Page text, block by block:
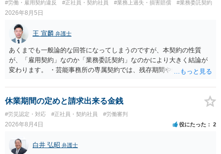
また、育児休業法関係の問題もあるかもしれません。 ある程度労働
法に関する専門的な知識が必要な事案ですので、一度、お近くの弁護
士にご相談下さい。
#労働・雇用契約違反 #正社員・契約社員 #業務上過失・損害賠償 #業務委託契約
2026年8月5日
王 宣麟 弁護士
あくまでも一般論的な回答になってしまうのですが、本契約の性質
が、「雇用契約」なのか「業務委託契約」なのかにより大きく結論が
変わります。 ・芸能事務所の専属契約では、残存期間や報酬額、投下
務上よくあるからといって当然に適法という意味ではなく、実際の損
害との対応関係や合理性が重要です。 ・違約金に上限がなくても、常
に有効になるわけではありません。契約が労働契約に近い実態なら労
基法16条で無効となる余地があり、そうでなくても、金額が事務所の
損害と比べて過大なら無効や減額が争点になります。 ・契約前の修正
交渉は一般的です。 交渉の方向としては、上限額を設ける、実損害ベ
ースにする、算定根拠を明確化する、違約金ではなく「合理的な実
休業期間の定めと請求出来る金銭
#労災認定・対応 #正社員・契約社員 #労働審判
2026年8月4日 役にたった 2
白井 弘昭 弁護士